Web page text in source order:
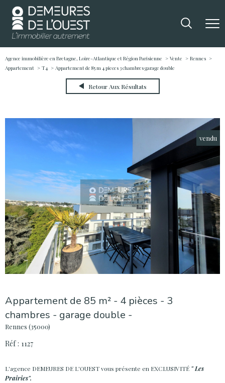
Agence immobilière en Bretagne, Loire-Atlantique et Région Parisienne Vente
Rennes
Appartement
T4 Appartement de 85 m 4 pieces 3 chambres garage double
Retour Aux Résultats
vendu
Appartement de 85 m² - 4 pièces - 3
chambres - garage double -
Rennes (35000)
Réf : 1127
L'agence DEMEURES DE L'OUEST vous présente en EXCLUSIVITÉ " Les
Prairies".